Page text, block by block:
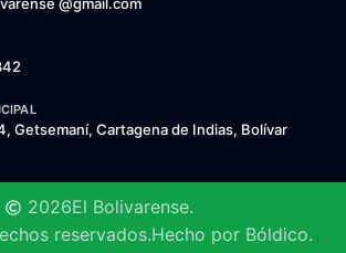
@gmail.com
Getsemaní, Cartagena de Indias, Bolívar
2026El Bolivarense.
reservados.Hecho por Bóldico.